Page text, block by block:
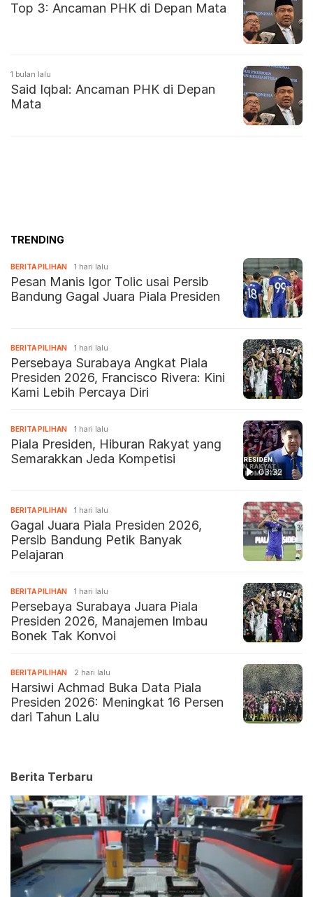
Top 3: Ancaman PHK di Depan Mata
1 bulan lalu
Said Iqbal: Ancaman PHK di Depan
Mata
TRENDING
BERITA PILIHAN 1 hari lalu
Pesan Manis Igor Tolic usai Persib
Bandung Gagal Juara Piala Presiden
BERITA PILIHAN 1 hari lalu
Persebaya Surabaya Angkat Piala
Presiden 2026, Francisco Rivera: Kini
Kami Lebih Percaya Diri
03:32
BERITA PILIHAN 1 hari lalu
Piala Presiden, Hiburan Rakyat yang
Semarakkan Jeda Kompetisi
BERITA PILIHAN 1 hari lalu
Gagal Juara Piala Presiden 2026,
Persib Bandung Petik Banyak
Pelajaran
BERITA PILIHAN 1 hari lalu
Persebaya Surabaya Juara Piala
Presiden 2026, Manajemen Imbau
Bonek Tak Konvoi
BERITA PILIHAN 2 hari lalu
Harsiwi Achmad Buka Data Piala
Presiden 2026: Meningkat 16 Persen
dari Tahun Lalu
Berita Terbaru